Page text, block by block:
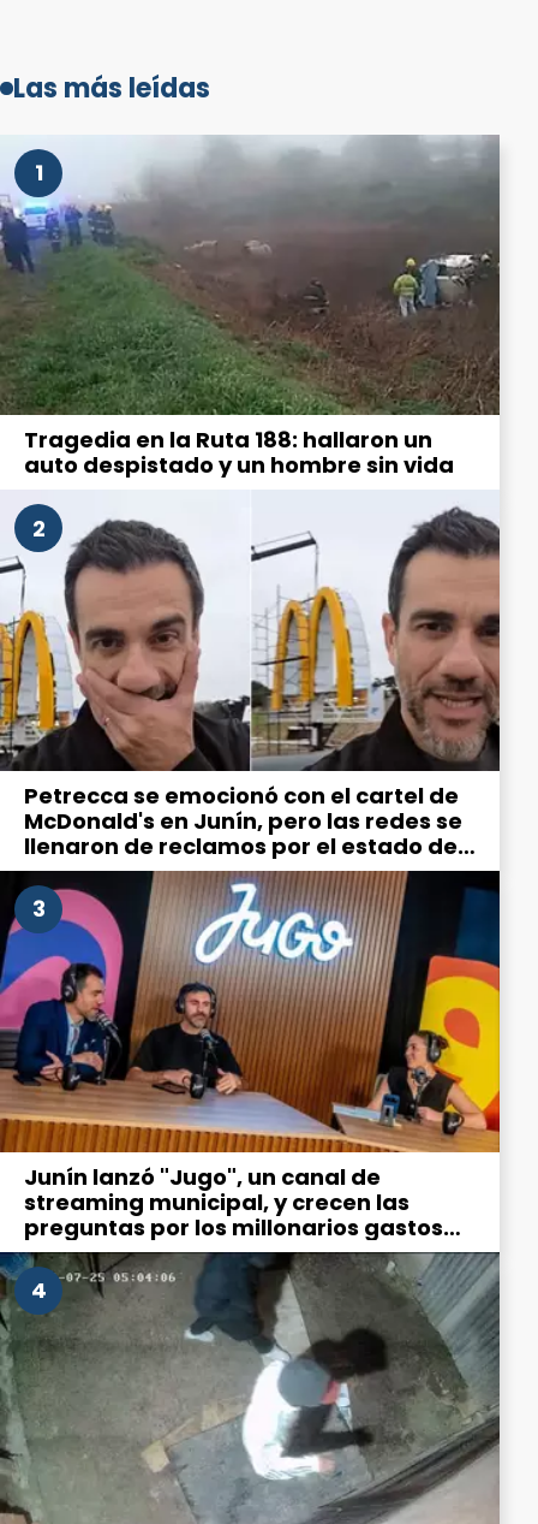
Las más leídas
1
Tragedia en la Ruta 188: hallaron un
auto despistado y un hombre sin vida
2
Petrecca se emocionó con el cartel de
McDonald's en Junín, pero las redes se
llenaron de reclamos por el estado de
la ciudad
3
Junín lanzó "Jugo", un canal de
streaming municipal, y crecen las
preguntas por los millonarios gastos
en comunicación
4